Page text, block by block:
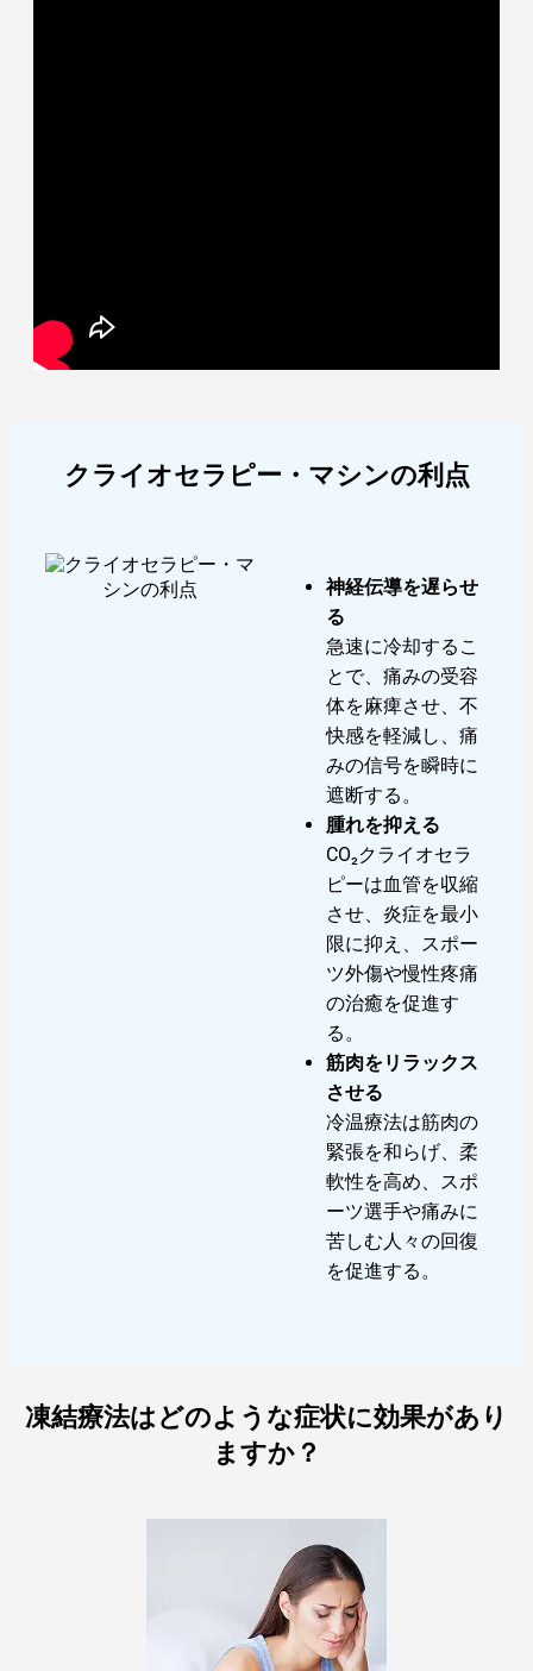
クライオセラピー・マシンの利点
神経伝導を遅らせ
る
急速に冷却するこ
とで、痛みの受容
体を麻痺させ、不
快感を軽減し、痛
みの信号を瞬時に
遮断する。
腫れを抑える
CO₂クライオセラ
ピーは血管を収縮
させ、炎症を最小
限に抑え、スポー
ツ外傷や慢性疼痛
の治癒を促進す
る。
筋肉をリラックス
させる
冷温療法は筋肉の
緊張を和らげ、柔
軟性を高め、スポ
ーツ選手や痛みに
苦しむ人々の回復
を促進する。
凍結療法はどのような症状に効果があり
ますか？